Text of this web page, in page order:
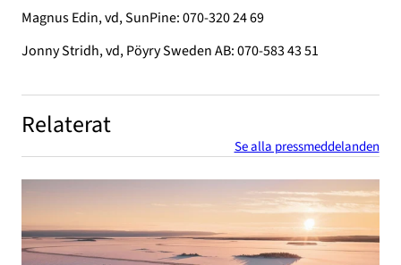
Magnus Edin, vd, SunPine: 070-320 24 69
Jonny Stridh, vd, Pöyry Sweden AB: 070-583 43 51
Relaterat
Se alla pressmeddelanden